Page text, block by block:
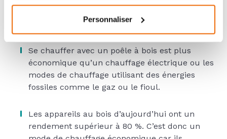
Personnaliser
Se chauffer avec un poêle à bois est plus
économique qu’un chauffage électrique ou les
modes de chauffage utilisant des énergies
fossiles comme le gaz ou le fioul.
Les appareils au bois d’aujourd’hui ont un
rendement supérieur à 80 %. C’est donc un